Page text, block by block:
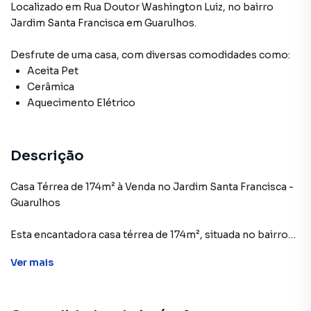
Localizado em Rua Doutor Washington Luiz, no bairro
Jardim Santa Francisca em Guarulhos.
Desfrute de uma casa, com diversas comodidades como:
Aceita Pet
Cerâmica
Aquecimento Elétrico
Descrição
Casa Térrea de 174m² à Venda no Jardim Santa Francisca -
Guarulhos
Esta encantadora casa térrea de 174m², situada no bairro
espaço, conforto e praticidade. Ideal para quem valoriza
Ver mais